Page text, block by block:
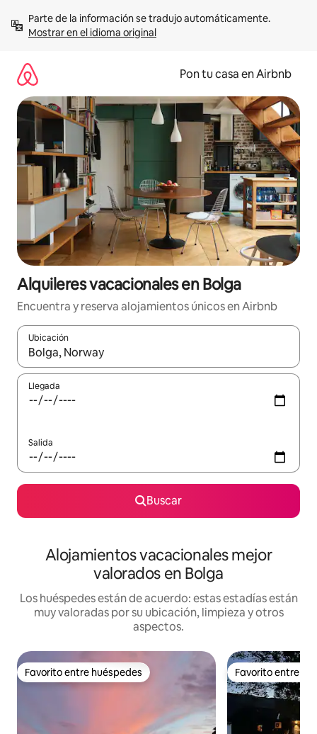
contenidoMostrar en el idioma original
Pon tu casa en Airbnb
Alquileres vacacionales en Bolga
Encuentra y reserva alojamientos únicos en Airbnb
Ubicación
Cuando los resultados estén disponibles, navega con las
Llegada
Salida
Buscar
Alojamientos vacacionales mejor
valorados en Bolga
Los huéspedes están de acuerdo: estas estadías están
muy valoradas por su ubicación, limpieza y otros
aspectos.
Favorito entre huéspedes
Favorito entre huéspedes Favorito entre
Favorito entre